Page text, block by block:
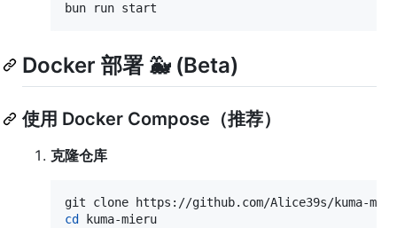
bun run start
Docker 部署 🐳 (Beta)
使用 Docker Compose（推荐）
克隆仓库
cd kuma-mieru